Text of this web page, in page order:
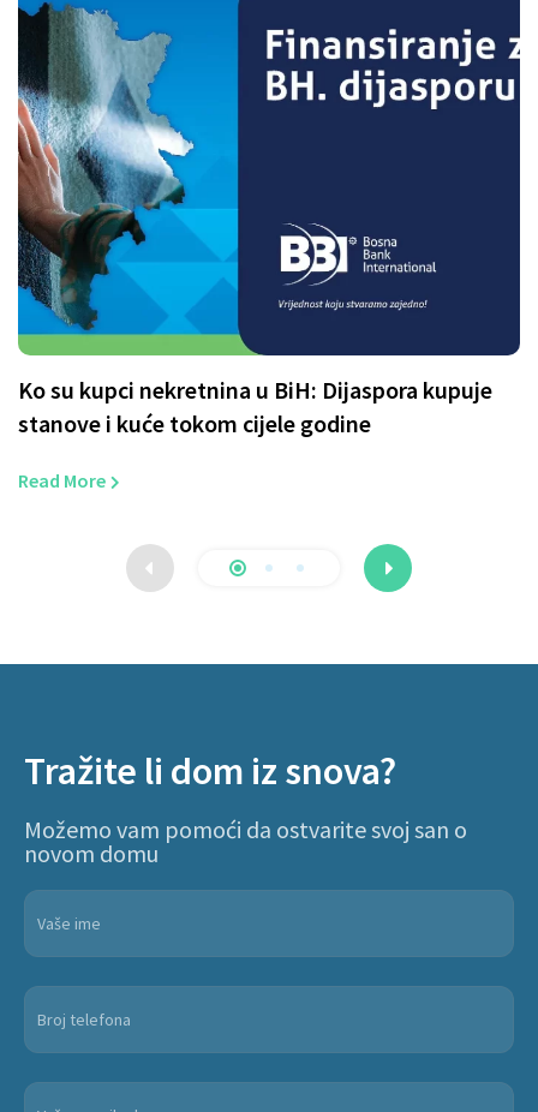
Ko su kupci nekretnina u BiH: Dijaspora kupuje
stanove i kuće tokom cijele godine
Read More
Tražite li dom iz snova?
Možemo vam pomoći da ostvarite svoj san o
novom domu